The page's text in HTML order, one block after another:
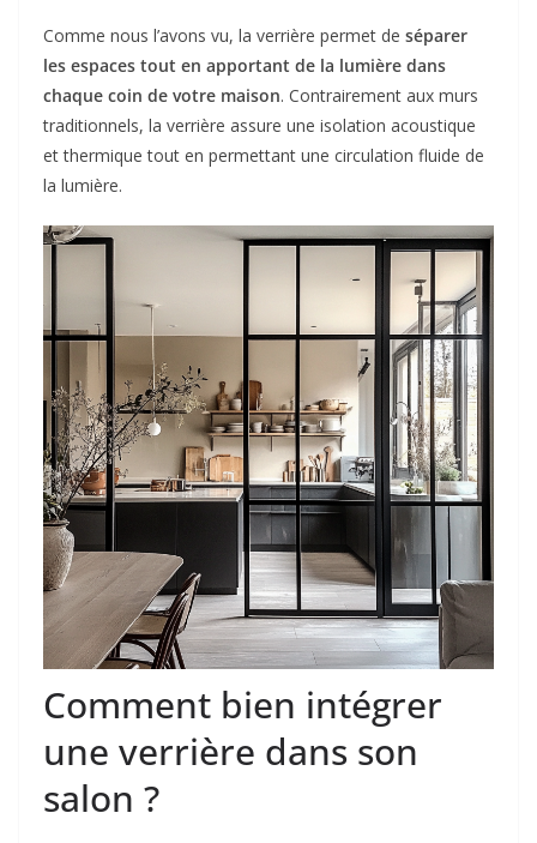
Comme nous l’avons vu, la verrière permet de séparer
les espaces tout en apportant de la lumière dans
chaque coin de votre maison. Contrairement aux murs
traditionnels, la verrière assure une isolation acoustique
et thermique tout en permettant une circulation fluide de
la lumière.
Comment bien intégrer
une verrière dans son
salon ?